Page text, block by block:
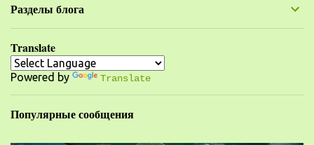
т
р
и
и
Разделы блога
Translate
Powered by Translate
Популярные сообщения